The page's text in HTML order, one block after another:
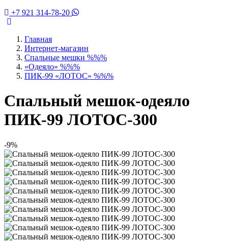
+7 921 314-78-20
Главная
Интернет-магазин
Спальные мешки %%%
«Одеяло» %%%
ПИК-99 «ЛОТОС» %%%
Спальный мешок-одеяло
ПИК-99 ЛОТОС-300
-9%